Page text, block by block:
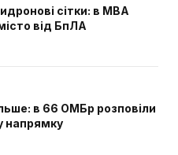
сітки: в МВА
від БпЛА
в 66 ОМБр розповіли
напрямку